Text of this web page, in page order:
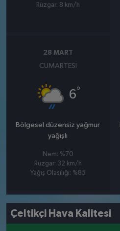
Rüzgar: 8 km/h
28 MART
CUMARTESI
6°
Bölgesel düzensiz yağmur
yağışlı
Nem: %70
Rüzgar: 32 km/h
Yağış Olasılığı: %85
Çeltikçi Hava Kalitesi